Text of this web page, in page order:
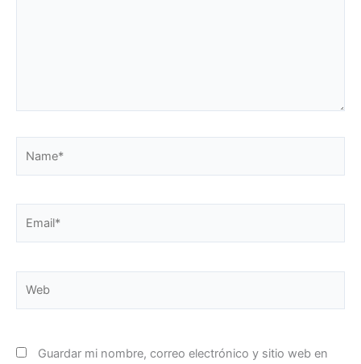
Guardar mi nombre, correo electrónico y sitio web en